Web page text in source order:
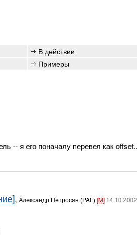
В действии
Примеры
-- я его поначалу перевел как
, Александр Петросян (PAF) [M]